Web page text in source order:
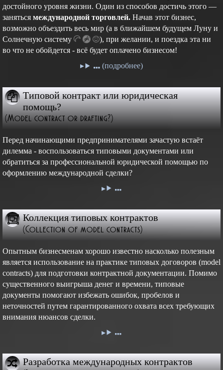
достойного уровня жизни. Один из способов достичь этого —
заняться международной торговлей. Начав этот бизнес,
возможно объездить весь мир (а в ближайшем будущем Луну и
Cолнечную систему ), при желании, и поездка эта ни
во что не обойдется - всё будет оплачено бизнесом!
(подробнее)
Типовой контракт или юридическая
помощь?
(Model contract or drafting?)
Перед начинающими предпринимателями зачастую встаёт
дилемма - воспользоваться типовыми документами или
обратиться за профессиональной юридической помощью по
оформлению международной сделки?
Коллекция типовых контрактов
(Collection of model contracts)
Опытным бизнесменам хорошо известно насколько полезным
является использование на практике типовых договоров (model
contracts) для подготовки контрактной документации. Помимо
существенного выигрыша денег и времени, типовые
документы помогают избежать ошибок, пробелов и
неточностей путем гарантированного охвата всех требующих
внимания нюансов сделки.
Разработка международных контрактов